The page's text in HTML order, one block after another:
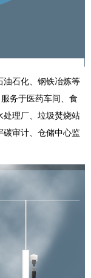
油石化、钢铁冶炼等
务于医药车间、食
处理厂、垃圾焚烧站
碳审计、仓储中心监